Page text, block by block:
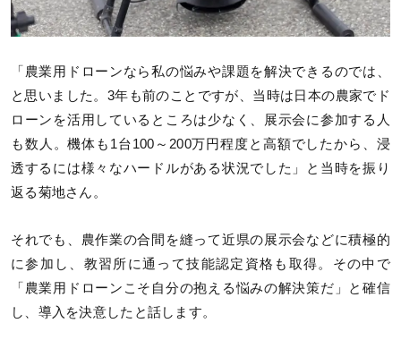
「農業用ドローンなら私の悩みや課題を解決できるのでは、
と思いました。3年も前のことですが、当時は日本の農家でド
ローンを活用しているところは少なく、展示会に参加する人
も数人。機体も1台100～200万円程度と高額でしたから、浸
透するには様々なハードルがある状況でした」と当時を振り
返る菊地さん。
それでも、農作業の合間を縫って近県の展示会などに積極的
に参加し、教習所に通って技能認定資格も取得。その中で
「農業用ドローンこそ自分の抱える悩みの解決策だ」と確信
し、導入を決意したと話します。